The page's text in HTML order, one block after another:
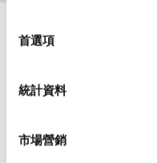
首選項
統計資料
市場營銷
規格